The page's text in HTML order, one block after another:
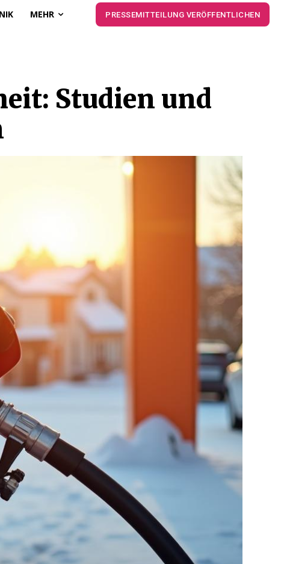
MEHR PRESSEMITTEILUNG VERÖFFENTLICHEN
Studien und